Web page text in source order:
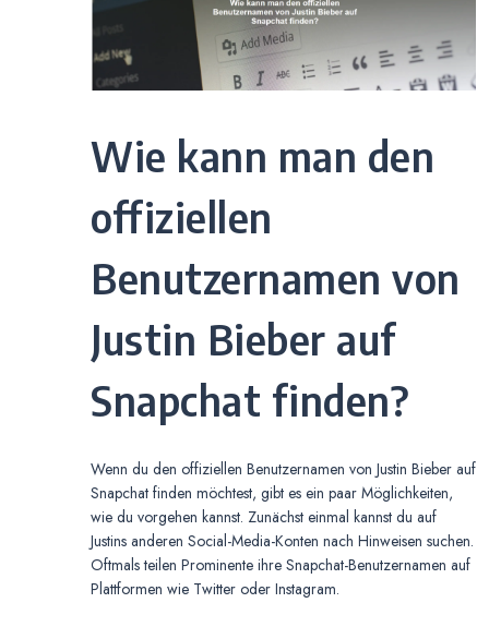
Wie kann man den
offiziellen
Benutzernamen von
Justin Bieber auf
Snapchat finden?
Wenn du den offiziellen Benutzernamen von Justin Bieber auf
Snapchat finden möchtest, gibt es ein paar Möglichkeiten,
wie du vorgehen kannst. Zunächst einmal kannst du auf
Justins anderen Social-Media-Konten nach Hinweisen suchen.
Oftmals teilen Prominente ihre Snapchat-Benutzernamen auf
Plattformen wie Twitter oder Instagram.